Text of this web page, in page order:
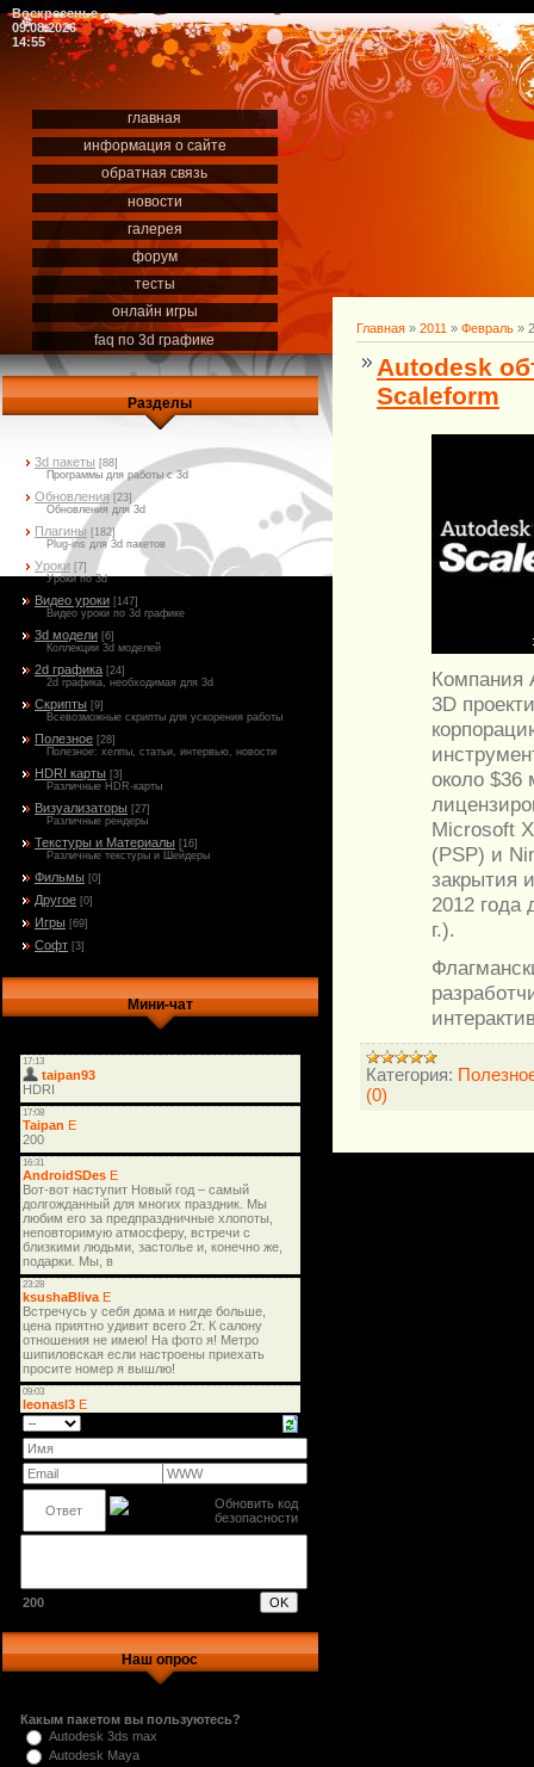
Воскресенье
09.08.2026
14:55
главная
информация о сайте
обратная связь
новости
галерея
форум
тесты
онлайн игры
faq по 3d графике
Разделы
3d пакеты [88]
Программы для работы с 3d
Обновления [23]
Обновления для 3d
Плагины [182]
Plug-ins для 3d пакетов
Уроки [7]
Уроки по 3d
Видео уроки [147]
Видео уроки по 3d графике
3d модели [6]
Коллекции 3d моделей
2d графика [24]
2d графика, необходимая для 3d
Скрипты [9]
Всевозможные скрипты для ускорения работы
Полезное [28]
Полезное: хелпы, статьи, интервью, новости
HDRI карты [3]
Различные HDR-карты
Визуализаторы [27]
Различные рендеры
Текстуры и Материалы [16]
Различные текстуры и Шейдеры
Фильмы [0]
Другое [0]
Игры [69]
Софт [3]
Мини-чат
200
Наш опрос
Какым пакетом вы пользуютесь?
Autodesk 3ds max
Autodesk Maya
Главная » 2011 » Февраль »
Autodesk
Scaleform
Компания
3D
около $36
Microsoft
(PSP) и
закрытия
2012 года
г.).
Категория:
(0)